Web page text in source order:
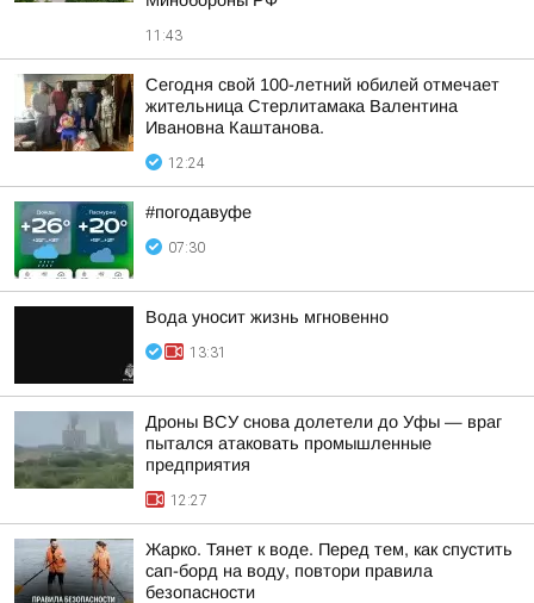
11:43
Сегодня свой 100-летний юбилей отмечает
жительница Стерлитамака Валентина
Ивановна Каштанова.
12:24
#погодавуфе
07:30
Вода уносит жизнь мгновенно
13:31
Дроны ВСУ снова долетели до Уфы — враг
пытался атаковать промышленные
предприятия
12:27
Жарко. Тянет к воде. Перед тем, как спустить
сап-борд на воду, повтори правила
безопасности